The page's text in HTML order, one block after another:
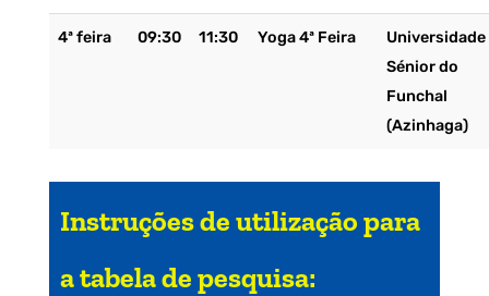
4ª feira 09:30 11:30 Yoga 4ª Feira
Universidade
Sénior do
Funchal
(Azinhaga)
Instruções de utilização para
a tabela de pesquisa: